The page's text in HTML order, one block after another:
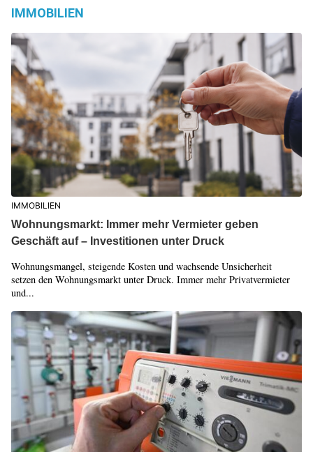
IMMOBILIEN
IMMOBILIEN
Wohnungsmarkt: Immer mehr Vermieter geben
Geschäft auf – Investitionen unter Druck
Wohnungsmangel, steigende Kosten und wachsende Unsicherheit
setzen den Wohnungsmarkt unter Druck. Immer mehr Privatvermieter
und...